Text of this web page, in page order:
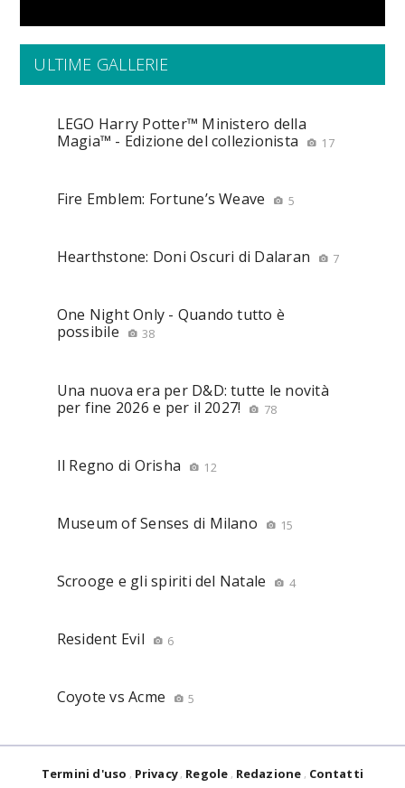
ULTIME GALLERIE
LEGO Harry Potter™ Ministero della
Magia™ - Edizione del collezionista
17
Fire Emblem: Fortune’s Weave 5
Hearthstone: Doni Oscuri di Dalaran 7
One Night Only - Quando tutto è
possibile
38
Una nuova era per D&D: tutte le novità
per fine 2026 e per il 2027!
78
Il Regno di Orisha 12
Museum of Senses di Milano 15
Scrooge e gli spiriti del Natale 4
Resident Evil 6
Coyote vs Acme 5
Termini d'uso Privacy Regole Redazione Contatti